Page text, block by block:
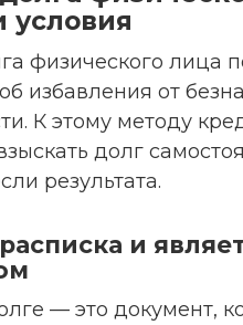
условия
физического лица
избавления от
К этому методу
долг
результата.
и
— это документ,